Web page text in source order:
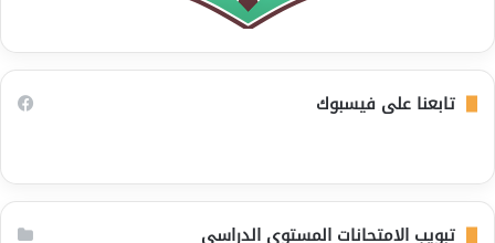
تابعنا على فيسبوك
تبويب الامتحانات المستوى الدراسي